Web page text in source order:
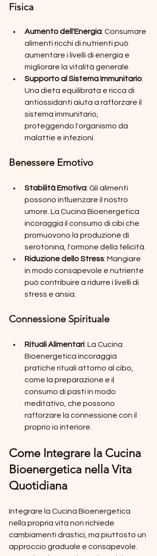
Fisica
Aumento dell'Energia: Consumare
alimenti ricchi di nutrienti può
aumentare i livelli di energia e
migliorare la vitalità generale.
Supporto al Sistema Immunitario:
Una dieta equilibrata e ricca di
antiossidanti aiuta a rafforzare il
sistema immunitario,
proteggendo l'organismo da
malattie e infezioni.
Benessere Emotivo
Stabilità Emotiva: Gli alimenti
possono influenzare il nostro
umore. La Cucina Bioenergetica
incoraggia il consumo di cibi che
promuovono la produzione di
serotonina, l'ormone della felicità.
Riduzione dello Stress: Mangiare
in modo consapevole e nutriente
può contribuire a ridurre i livelli di
stress e ansia.
Connessione Spirituale
Rituali Alimentari: La Cucina
Bioenergetica incoraggia
pratiche rituali attorno al cibo,
come la preparazione e il
consumo di pasti in modo
meditativo, che possono
rafforzare la connessione con il
proprio io interiore.
Come Integrare la Cucina
Bioenergetica nella Vita
Quotidiana
Integrare la Cucina Bioenergetica
nella propria vita non richiede
cambiamenti drastici, ma piuttosto un
approccio graduale e consapevole.